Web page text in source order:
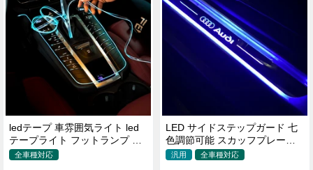
ledテープ 車雰囲気ライト led
テープライト フットランプ 車
内装飾 USB 3メートル
全車種対応
LED サイドステップガード 七
色調節可能 スカッフプレート
汎用 全車種対応